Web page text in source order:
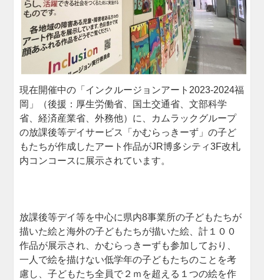
現在開催中の「インクルージョンアート2023-2024福
岡」（後援：厚生労働省、国土交通省、文部科学
省、経済産業省、外務他）に、カムラックグループ
の放課後等デイサービス「かむらっきーず」の子ど
もたちが作成したアート作品がJR博多シティ3F改札
内コンコースに展示されています。
放課後等デイ等を中心に県内8事業所の子どもたちが
描いた絵と海外の子どもたちが描いた絵、計１００
作品が展示され、かむらっきーずも参加しており、
一人で絵を描けない低学年の子どもたちのことを考
慮し、子どもたち全員で２ｍを超える１つの絵を作